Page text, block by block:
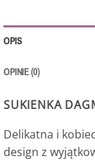
OPIS
OPINIE (0)
SUKIENKA
Delikatna i
design z